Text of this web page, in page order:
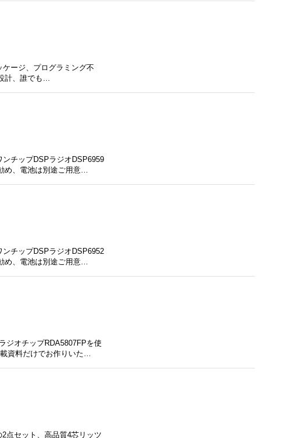
ージ、プログラミング不
計、誰でも…
チップDSPラジオDSP6959
め、電池は別途ご用意…
チップDSPラジオDSP6952
め、電池は別途ご用意…
オチップRDA5807FPを使
資料だけでお作りいた…
点セット、高品質4芯リッツ